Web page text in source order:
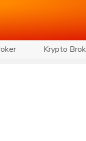
Krypto